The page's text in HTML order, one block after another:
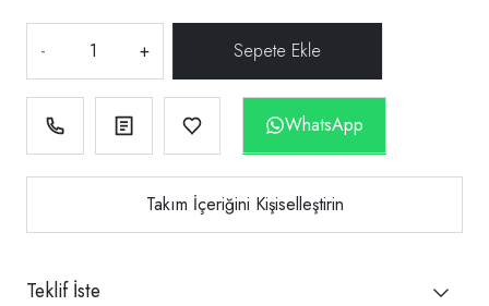
- +
WhatsApp
Takım İçeriğini Kişiselleştirin
Teklif İste